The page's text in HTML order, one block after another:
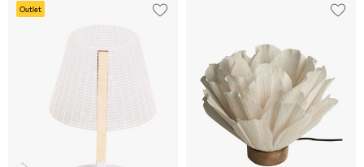
Outlet